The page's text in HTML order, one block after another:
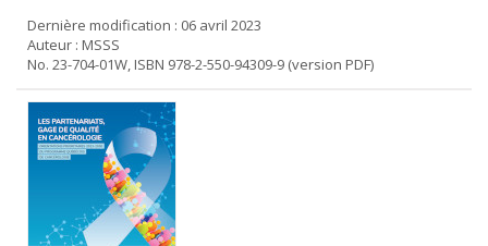
Dernière modification : 06 avril 2023
Auteur : MSSS
No. 23-704-01W, ISBN 978-2-550-94309-9 (version PDF)